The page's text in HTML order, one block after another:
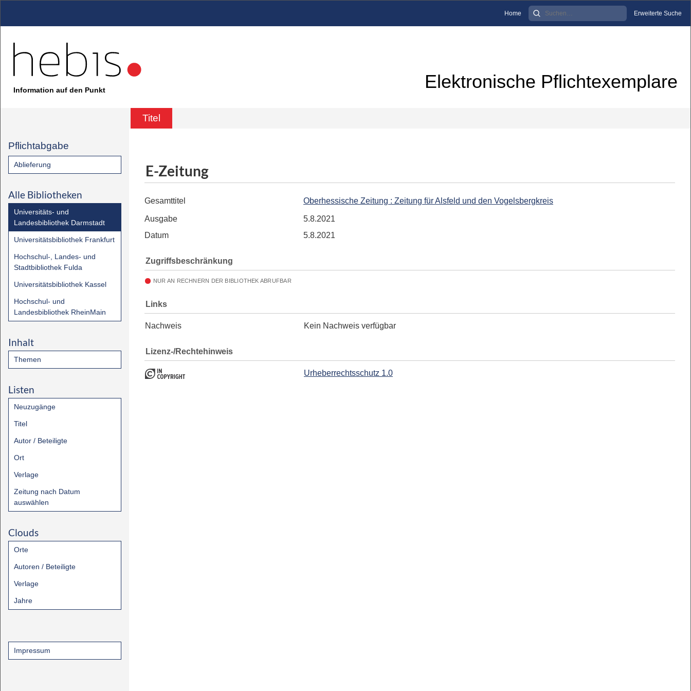
Home Erweiterte Suche
Information auf den Punkt Elektronische Pflichtexemplare
Titel
Pflichtabgabe
Ablieferung
Alle Bibliotheken
Universitäts- und
Landesbibliothek Darmstadt
Universitätsbibliothek Frankfurt
Hochschul-, Landes- und
Stadtbibliothek Fulda
Universitätsbibliothek Kassel
Hochschul- und
Landesbibliothek RheinMain
Inhalt
Themen
Listen
Neuzugänge
Titel
Autor / Beteiligte
Ort
Verlage
Zeitung nach Datum
auswählen
Clouds
Orte
Autoren / Beteiligte
Verlage
Jahre
Impressum
E-Zeitung
Gesamttitel Oberhessische Zeitung : Zeitung für Alsfeld und den Vogelsbergkreis
Ausgabe
5.8.2021
Datum
5.8.2021
Zugriffsbeschränkung
NUR AN RECHNERN DER BIBLIOTHEK ABRUFBAR
Links
Nachweis Kein Nachweis verfügbar
Lizenz-/Rechtehinweis
Urheberrechtsschutz 1.0